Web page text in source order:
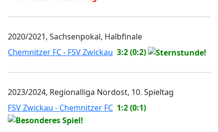
2020/2021, Sachsenpokal, Halbfinale
Chemnitzer FC - FSV Zwickau 3:2 (0:2)
2023/2024, Regionalliga Nordost, 10. Spieltag
FSV Zwickau - Chemnitzer FC 1:2 (0:1)